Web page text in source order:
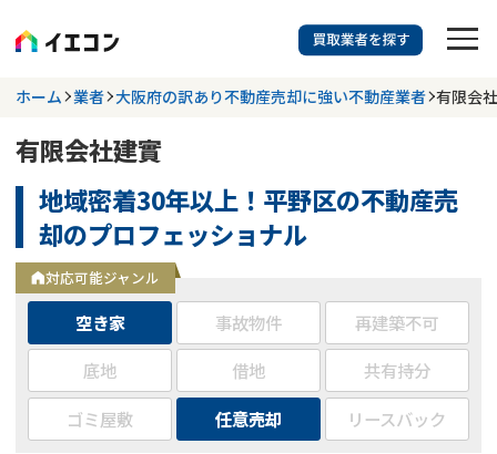
訳あり物件に強い業者を探す
都道府県を選択
掲載業者 703
件
更新日 :2026年07月31日 検索する
業者を探す
相談内容で探す
空き家 事故物件
不動産コラム
ホーム 業者 大阪府の訳あり不動産売却に強い不動産業者 有限会
有限会社建實
地域密着30年以上！平野区の不動産売
却のプロフェッショナル
対応可能ジャンル
空き家 事故物件
再建築不可
底地
借地
共有持分
ゴミ屋敷
任意売却 リースバック